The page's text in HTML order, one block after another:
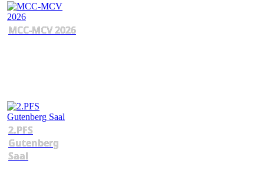
MCC-MCV 2026
2.PFS
Gutenberg
Saal